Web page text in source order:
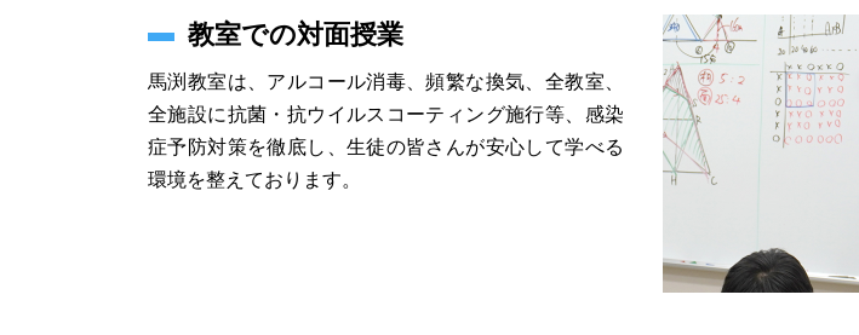
教室での対面授業
馬渕教室は、 アルコール消毒、頻繁な換気、全教室、
全施設に抗菌・抗ウイルスコーティング施行等、感染
症予防対策を徹底し、生徒の皆さんが安心して学べる
環境を整えております。